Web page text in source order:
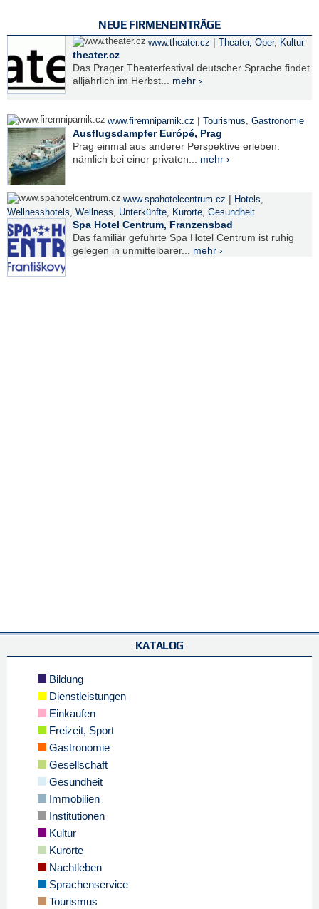
NEUE FIRMENEINTRÄGE
www.theater.cz | Theater, Oper, Kultur
theater.cz
Das Prager Theaterfestival deutscher Sprache findet
alljährlich im Herbst... mehr ›
www.firemniparnik.cz | Tourismus, Gastronomie
Ausflugsdampfer Európé, Prag
Prag einmal aus anderer Perspektive erleben:
nämlich bei einer privaten... mehr ›
www.spahotelcentrum.cz | Hotels,
Wellnesshotels, Wellness, Unterkünfte, Kurorte, Gesundheit
Spa Hotel Centrum, Franzensbad
Das familiär geführte Spa Hotel Centrum ist ruhig
gelegen in unmittelbarer... mehr ›
KATALOG
Bildung
Dienstleistungen
Einkaufen
Freizeit, Sport
Gastronomie
Gesellschaft
Gesundheit
Immobilien
Institutionen
Kultur
Kurorte
Nachtleben
Sprachenservice
Tourismus